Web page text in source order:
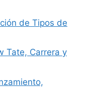
de Tipos de
Tate, Carrera y